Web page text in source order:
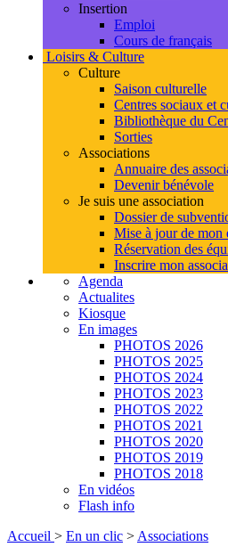
Insertion
Emploi
Cours de français
Loisirs & Culture
Culture
Saison culturelle
Centres sociaux et
Bibliothèque du
Sorties
Associations
Annuaire des
Devenir bénévole
Je suis une association
Dossier de
Mise à jour de mon
Réservation des
Inscrire mon
Agenda
Actualites
Kiosque
En images
PHOTOS 2026
PHOTOS 2025
PHOTOS 2024
PHOTOS 2023
PHOTOS 2022
PHOTOS 2021
PHOTOS 2020
PHOTOS 2019
PHOTOS 2018
En vidéos
Flash info
Accueil > En un clic > Associations